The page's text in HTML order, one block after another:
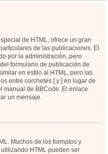
de HTML, ofrece un gran
de las publicaciones. El
por la administración, pero
formulario de publicación de
en estilo al HTML, pero las
entre corchetes [ y ] en lugar de
manual de BBCode. El enlace
un mensaje.
Muchos de los formatos y
HTML pueden ser